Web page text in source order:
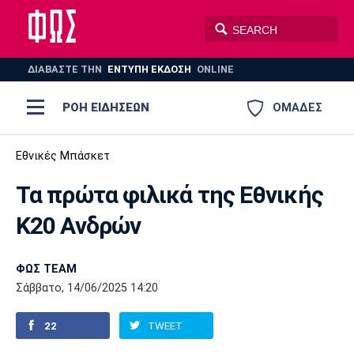
ΔΙΑΒΑΣΤΕ THN ΕΝΤΥΠΗ ΕΚΔΟΣΗ ONLINE
ΟΜΑΔΕΣ
ΡΟΗ ΕΙΔΗΣΕΩΝ
ΠΟΔΟΣΦΑΙΡΟ
ΒΟΛΕΪ ΠΟΛΟ
AUTO-MOTO
Ποδόσφαιρο
Super League 1
Super League 2
Γ Εθνική
Ελλάδα
Μπάσκετ
Ελλάδα
Εθνική
EuroLeague
Ολυμπιακοί Αγώνες
Βόλεϊ
Πόλο
Ολυμπιακός
Παναθηναϊκός Ατρόμητος
Εθνικές Μπάσκετ
Τα πρώτα φιλικά της Εθνικής
Κ20 Ανδρών
ΦΩΣ TEAM
Σάββατο, 14/06/2025 14:20
22 TWEET